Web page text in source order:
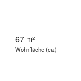
67 m²
Wohnfläche (ca.)